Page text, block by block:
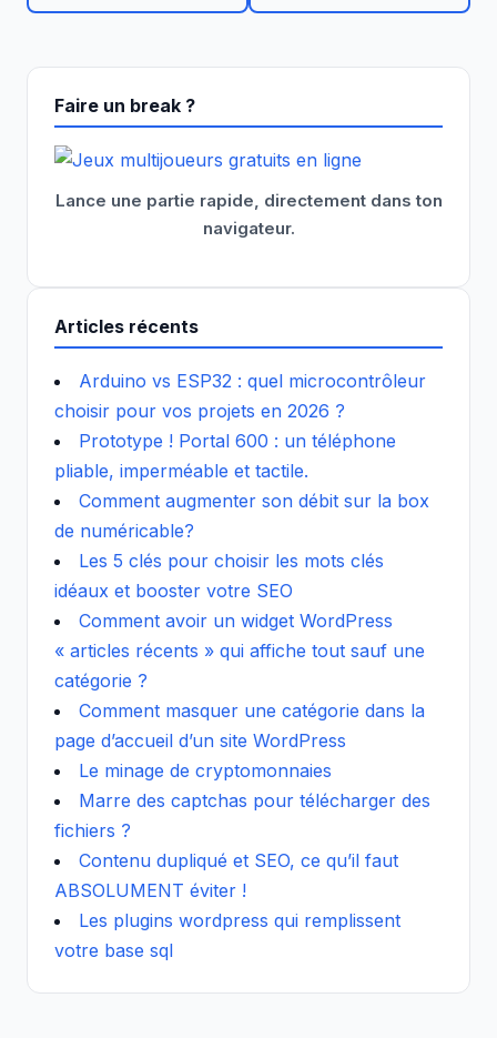
Faire un break ?
Lance une partie rapide, directement dans ton
navigateur.
Articles récents
Arduino vs ESP32 : quel microcontrôleur
choisir pour vos projets en 2026 ?
Prototype ! Portal 600 : un téléphone
pliable, imperméable et tactile.
Comment augmenter son débit sur la box
de numéricable?
Les 5 clés pour choisir les mots clés
idéaux et booster votre SEO
Comment avoir un widget WordPress
« articles récents » qui affiche tout sauf une
catégorie ?
Comment masquer une catégorie dans la
page d’accueil d’un site WordPress
Le minage de cryptomonnaies
Marre des captchas pour télécharger des
fichiers ?
Contenu dupliqué et SEO, ce qu’il faut
ABSOLUMENT éviter !
Les plugins wordpress qui remplissent
votre base sql